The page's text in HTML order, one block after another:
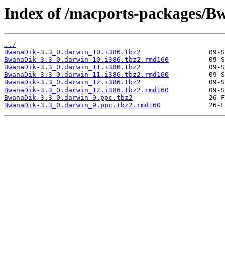
Index of /macports-packages/
../
BwanaDik-3.3_0.darwin_10.i386.tbz2
BwanaDik-3.3_0.darwin_10.i386.tbz2.rmd160
BwanaDik-3.3_0.darwin_11.i386.tbz2
BwanaDik-3.3_0.darwin_11.i386.tbz2.rmd160
BwanaDik-3.3_0.darwin_12.i386.tbz2
BwanaDik-3.3_0.darwin_12.i386.tbz2.rmd160
BwanaDik-3.3_0.darwin_9.ppc.tbz2
BwanaDik-3.3_0.darwin_9.ppc.tbz2.rmd160